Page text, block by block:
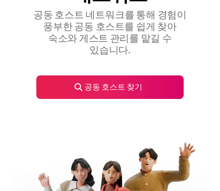
공동 호스트 네트워크를 통해 경험이
풍부한 공⁠동 호⁠스⁠트⁠를 쉽⁠게 찾⁠아
숙⁠소⁠와 게⁠스⁠트 관⁠리⁠를 맡⁠길 수
있⁠습⁠니⁠다⁠.
공동 호스트 찾기